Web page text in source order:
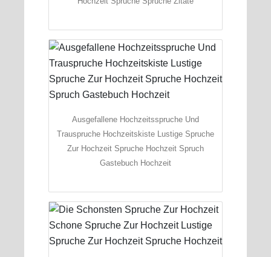
Ausgefallene Hochzeitsspruche Und
Trauspruche Hochzeitskiste Lustige Spruche
Zur Hochzeit Spruche Hochzeit Spruch
Gastebuch Hochzeit